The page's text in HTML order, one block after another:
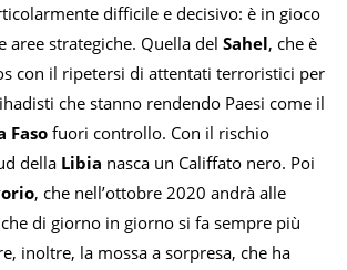
difficile e decisivo: è in gioco
strategiche. Quella del Sahel, che è
con il ripetersi di attentati terroristici per
che stanno rendendo Paesi come il
Fasofuori controllo. Con il rischio
della Libia nasca un Califfato nero. Poi
, che nell’ottobre 2020 andrà alle
di giorno in giorno si fa sempre più
inoltre, la mossa a sorpresa, che ha